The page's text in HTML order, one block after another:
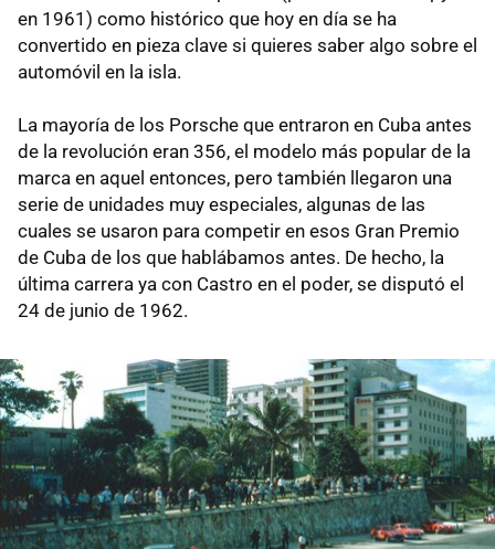
en 1961) como histórico que hoy en día se ha
convertido en pieza clave si quieres saber algo sobre el
automóvil en la isla.
La mayoría de los Porsche que entraron en Cuba antes
de la revolución eran 356, el modelo más popular de la
marca en aquel entonces, pero también llegaron una
serie de unidades muy especiales, algunas de las
cuales se usaron para competir en esos Gran Premio
de Cuba de los que hablábamos antes. De hecho, la
última carrera ya con Castro en el poder, se disputó el
24 de junio de 1962.